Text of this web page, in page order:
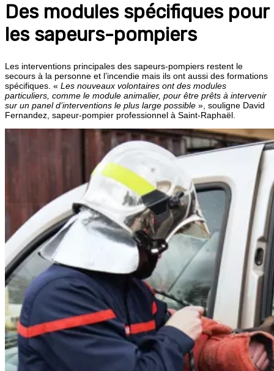
Des modules spécifiques pour
les sapeurs-pompiers
Les interventions principales des sapeurs-pompiers restent le
secours à la personne et l’incendie mais ils ont aussi des formations
spécifiques. « Les nouveaux volontaires ont des modules
particuliers, comme le module animalier, pour être prêts à intervenir
sur un panel d’interventions le plus large possible », souligne David
Fernandez, sapeur-pompier professionnel à Saint-Raphaël.